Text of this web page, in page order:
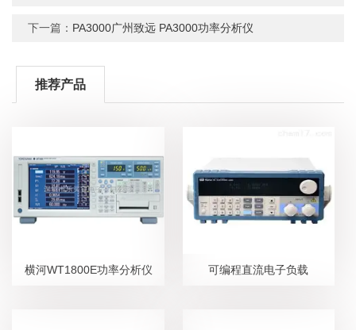
下一篇： PA3000广州致远 PA3000功率分析仪
推荐产品
横河WT1800E功率分析仪 可编程直流电子负载